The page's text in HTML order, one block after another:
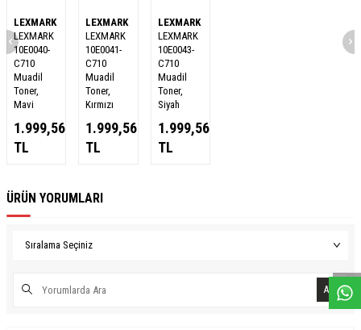
WhasappDeseHatt
LEXMARK
LEXMARK
10E0040-
C710
Muadil
Toner,
Mavi
1.999,56
TL
LEXMARK
LEXMARK
10E0041-
C710
Muadil
Toner,
Kırmızı
1.999,56
TL
LEXMARK
LEXMARK
10E0043-
C710
Muadil
Toner,
Siyah
1.999,56
TL
ÜRÜN YORUMLARI
Ara